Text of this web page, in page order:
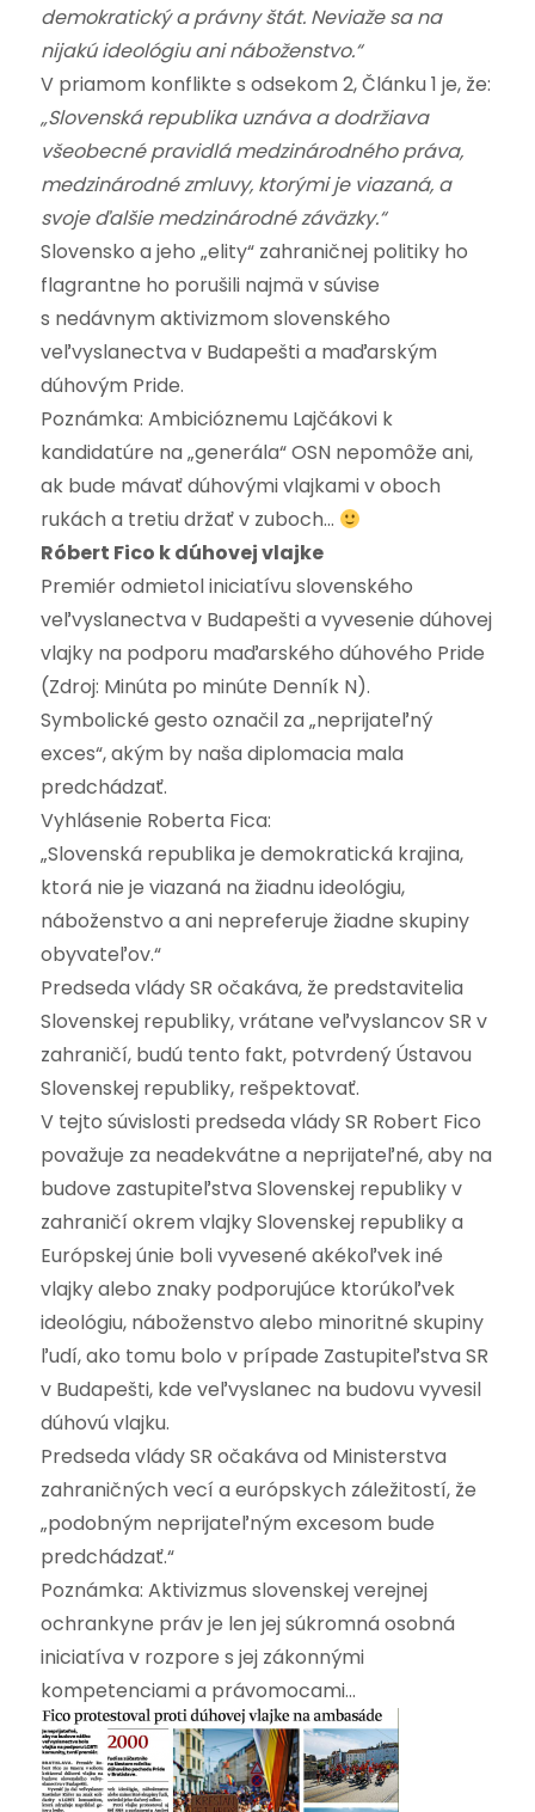
demokratický a právny štát. Neviaže sa na
nijakú ideológiu ani náboženstvo.“
V priamom konflikte s odsekom 2, Článku 1 je, že:
„Slovenská republika uznáva a dodržiava
všeobecné pravidlá medzinárodného práva,
medzinárodné zmluvy, ktorými je viazaná, a
svoje ďalšie medzinárodné záväzky.“
Slovensko a jeho „elity“ zahraničnej politiky ho
flagrantne ho porušili najmä v súvise
s nedávnym aktivizmom slovenského
veľvyslanectva v Budapešti a maďarským
dúhovým Pride.
Poznámka: Ambicióznemu Lajčákovi k
kandidatúre na „generála“ OSN nepomôže ani,
ak bude mávať dúhovými vlajkami v oboch
rukách a tretiu držať v zuboch…
Róbert Fico k dúhovej vlajke
Premiér odmietol iniciatívu slovenského
veľvyslanectva v Budapešti a vyvesenie dúhovej
vlajky na podporu maďarského dúhového Pride
(Zdroj: Minúta po minúte Denník N).
Symbolické gesto označil za „neprijateľný
exces“, akým by naša diplomacia mala
predchádzať.
Vyhlásenie Roberta Fica:
„Slovenská republika je demokratická krajina,
ktorá nie je viazaná na žiadnu ideológiu,
náboženstvo a ani nepreferuje žiadne skupiny
obyvateľov.“
Predseda vlády SR očakáva, že predstavitelia
Slovenskej republiky, vrátane veľvyslancov SR v
zahraničí, budú tento fakt, potvrdený Ústavou
Slovenskej republiky, rešpektovať.
V tejto súvislosti predseda vlády SR Robert Fico
považuje za neadekvátne a neprijateľné, aby na
budove zastupiteľstva Slovenskej republiky v
zahraničí okrem vlajky Slovenskej republiky a
Európskej únie boli vyvesené akékoľvek iné
vlajky alebo znaky podporujúce ktorúkoľvek
ideológiu, náboženstvo alebo minoritné skupiny
ľudí, ako tomu bolo v prípade Zastupiteľstva SR
v Budapešti, kde veľvyslanec na budovu vyvesil
dúhovú vlajku.
Predseda vlády SR očakáva od Ministerstva
zahraničných vecí a európskych záležitostí, že
„podobným neprijateľným excesom bude
predchádzať.“
Poznámka: Aktivizmus slovenskej verejnej
ochrankyne práv je len jej súkromná osobná
iniciatíva v rozpore s jej zákonnými
kompetenciami a právomocami…